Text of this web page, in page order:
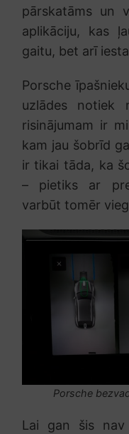
pārskatāms un
aplikāciju, kas
gaitu, bet arī
Porsche
uzlādes notiek
risinājumam ir
kam jau šobrīd
ir tikai tāda, ka
– pietiks ar
varbūt tomēr
Porsche
Lai gan šis nav